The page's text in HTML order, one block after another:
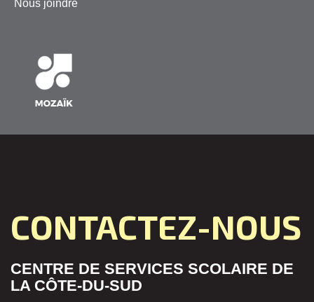
Nous joindre
CONTACTEZ-NOUS
CENTRE DE SERVICES SCOLAIRE DE
LA CÔTE-DU-SUD